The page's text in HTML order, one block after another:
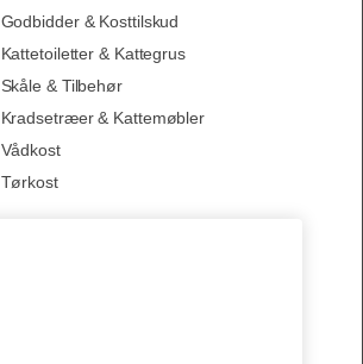
Godbidder & Kosttilskud
Kattetoiletter & Kattegrus
Skåle & Tilbehør
Kradsetræer & Kattemøbler
Vådkost
Tørkost